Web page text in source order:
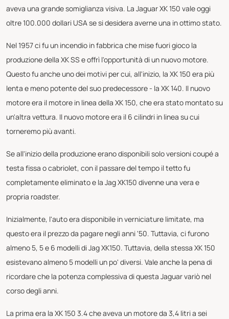
aveva una grande somiglianza visiva. La Jaguar XK 150 vale oggi
oltre 100.000 dollari USA se si desidera averne una in ottimo stato.
Nel 1957 ci fu un incendio in fabbrica che mise fuori gioco la
produzione della XK SS e offrì l'opportunità di un nuovo motore.
Questo fu anche uno dei motivi per cui, all'inizio, la XK 150 era più
lenta e meno potente del suo predecessore - la XK 140. Il nuovo
motore era il motore in linea della XK 150, che era stato montato su
un'altra vettura. Il nuovo motore era il 6 cilindri in linea su cui
torneremo più avanti.
Se all'inizio della produzione erano disponibili solo versioni coupé a
testa fissa o cabriolet, con il passare del tempo il tetto fu
completamente eliminato e la Jag XK150 divenne una vera e
propria roadster.
Inizialmente, l'auto era disponibile in verniciature limitate, ma
questo era il prezzo da pagare negli anni '50. Tuttavia, ci furono
almeno 5, 5 e 6 modelli di Jag XK150. Tuttavia, della stessa XK 150
esistevano almeno 5 modelli un po' diversi. Vale anche la pena di
ricordare che la potenza complessiva di questa Jaguar variò nel
corso degli anni.
La prima era la XK 150 3.4 che aveva un motore da 3,4 litri a sei